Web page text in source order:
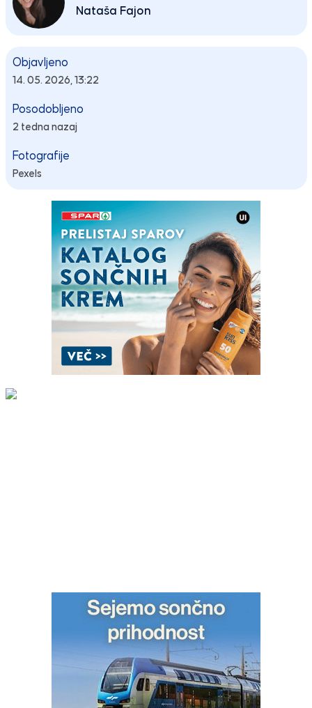
Nataša Fajon
Objavljeno
14. 05. 2026, 13:22
Posodobljeno
2 tedna nazaj
Fotografije
Pexels